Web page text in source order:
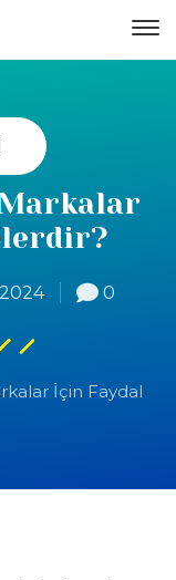
0
İçin Faydal